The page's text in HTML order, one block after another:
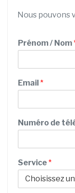
Nous pouvons
Prénom / Nom
r
é
m
Email*
d
e
u
é
o
Numéro de
Service*